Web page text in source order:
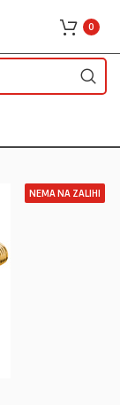
0
NEMA NA ZALIHI